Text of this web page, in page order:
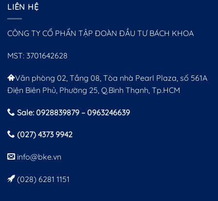
LIÊN HỆ
CÔNG TY CỔ PHẨN TẬP ĐOÀN ĐẦU TƯ BÁCH KHOA
MST: 3701642628
Văn phòng 02, Tầng 08, Tòa nhà Pearl Plaza, số 561A
Điện Biên Phủ, Phường 25, Q.Bình Thạnh, Tp.HCM
Sale: 0928839879 – 0963246639
(027) 4373 9942
info@bke.vn
(028) 6281 1151